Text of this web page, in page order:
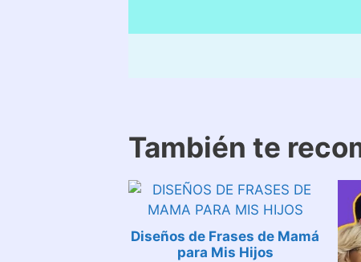
También te
Diseños de Frases de Mamá
para Mis Hijos